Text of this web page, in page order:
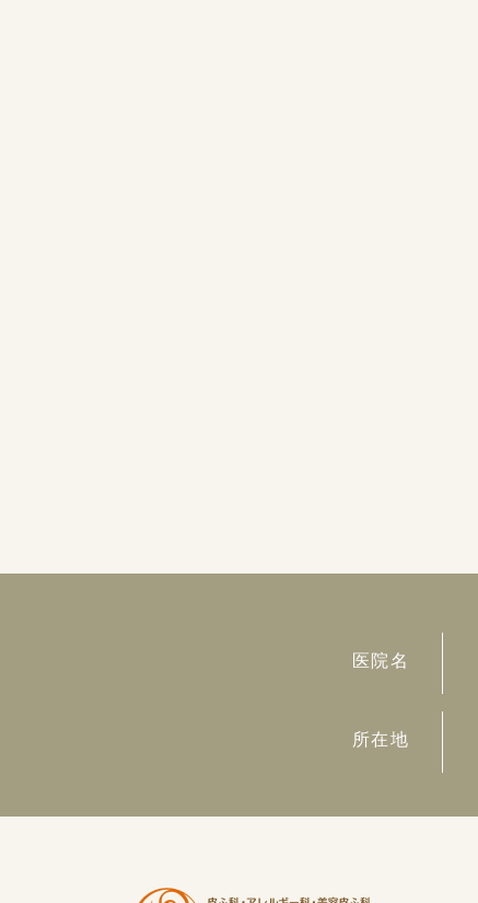
医院名
所在地